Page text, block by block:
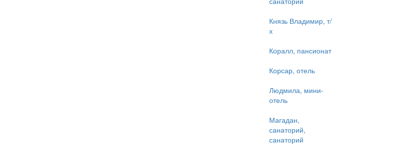
Князь Владимир, т/
х
Коралл, пансионат
Корсар, отель
Людмила, мини-
отель
Магадан,
санаторий,
санаторий